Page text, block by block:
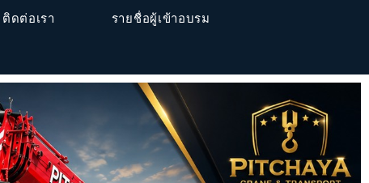
ติดต่อเรา รายชื่อผู้เข้าอบรม